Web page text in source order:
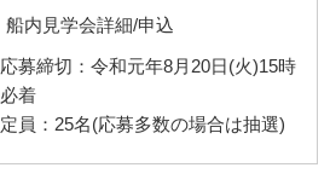
船内見学会詳細/申込
応募締切：令和元年8月20日(火)15時
必着
定員：25名(応募多数の場合は抽選)